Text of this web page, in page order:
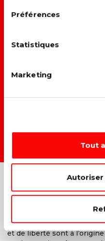
Préférences
Statistiques
Marketing
Tout
Autoriser
Les valeurs d’égalité, de
et de liberté sont à
→ Construire un monde
aire du climat et du
DEVENIR MEMBRE →